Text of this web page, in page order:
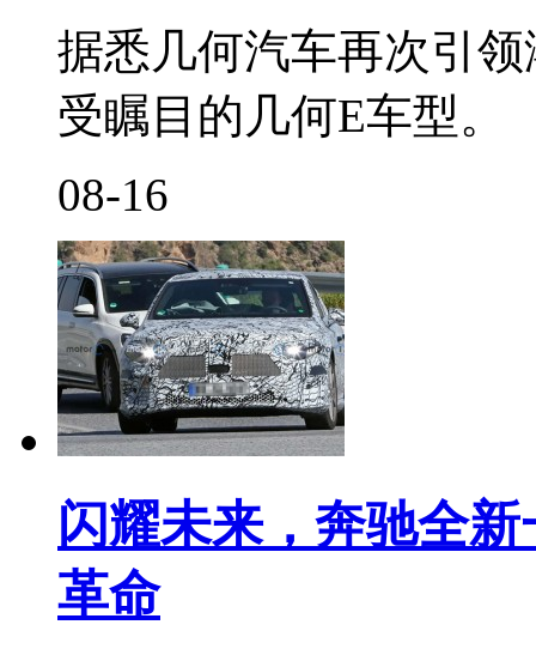
据悉几何汽车再次引
受瞩目的几何E车型。
08-16
闪耀未来，奔驰全
革命